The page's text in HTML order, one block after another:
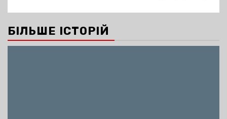
БІЛЬШЕ ІСТОРІЙ